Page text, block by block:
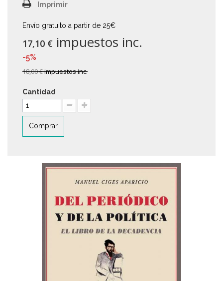
Imprimir
Envío gratuito a partir de 25€
17,10 € impuestos inc.
-5%
18,00 €impuestos inc.
Cantidad
Comprar